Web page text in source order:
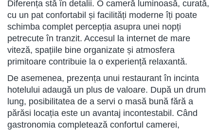
Diferența stă în detalii. O cameră luminoasă, curată,
cu un pat confortabil și facilități moderne îți poate
schimba complet percepția asupra unei nopți
petrecute în tranzit. Accesul la internet de mare
viteză, spațiile bine organizate și atmosfera
primitoare contribuie la o experiență relaxantă.
De asemenea, prezența unui restaurant în incinta
hotelului adaugă un plus de valoare. După un drum
lung, posibilitatea de a servi o masă bună fără a
părăsi locația este un avantaj incontestabil. Când
gastronomia completează confortul camerei,